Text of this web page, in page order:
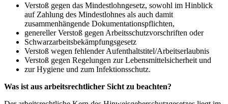
Verstoß gegen das Mindestlohngesetz, sowohl im Hinblick
auf Zahlung des Mindestlohnes als auch damit
zusammenhängende Dokumentationspflichten,
genereller Verstoß gegen Arbeitsschutzvorschriften oder
Schwarzarbeitsbekämpfungsgesetz
Verstoß wegen fehlender Aufenthaltstitel/Arbeitserlaubnis
Verstoß gegen Regelungen zur Lebensmittelsicherheit und
zur Hygiene und zum Infektionsschutz.
Was ist aus arbeitsrechtlicher Sicht zu beachten?